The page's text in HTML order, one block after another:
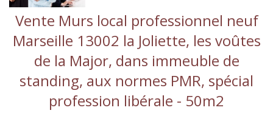
Vente Murs local professionnel neuf
Marseille 13002 la Joliette, les voûtes
de la Major, dans immeuble de
standing, aux normes PMR, spécial
profession libérale - 50m2